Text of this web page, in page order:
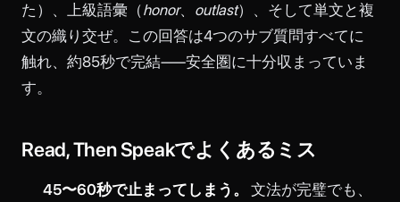
た）、上級語彙（honor、 outlast）、そして単文と複
文の織り交ぜ。この回答は4つのサブ質問すべてに
触れ、約85秒で完結——安全圏に十分収まっていま
す。
Read, Then Speakでよくあるミス
45〜60秒で止まってしまう。
文法が完璧でも、